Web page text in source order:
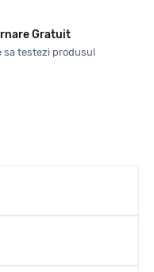
Gratuit
sa testezi produsul